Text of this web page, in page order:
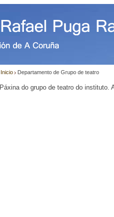
Inicio Departamento de Grupo de teatro
Páxina do grupo de teatro do instituto.